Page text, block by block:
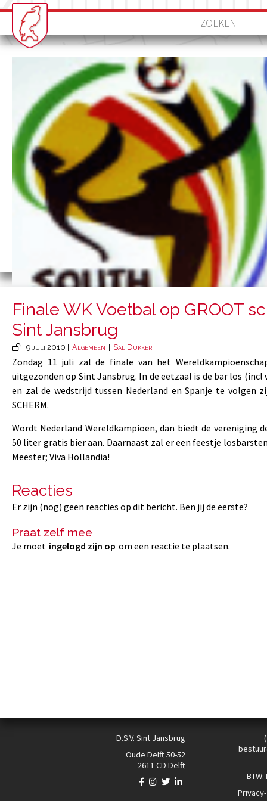
Finale WK Voetbal op GROOT
Sint Jansbrug
9 juli 2010 | Algemeen | Sal Dukker
Zondag 11 juli zal de finale van het
uitgezonden op Sint Jansbrug. In de eetzaal is de bar los (incl
en zal de wedstrijd tussen Nederland en Spanje te volgen
SCHERM.
Wordt Nederland Wereldkampioen, dan biedt de vereniging
50 liter gratis bier aan. Daarnaast zal er een feestje
Meester; Viva Hollandia!
Reacties
Er zijn (nog) geen reacties op dit bericht. Ben jij de eerste?
Praat zelf mee
Je moet ingelogd zijn op om een reactie te plaatsen.
D.S.V. Sint Jansbrug
Oude Delft 50-52
2611 CD Delft